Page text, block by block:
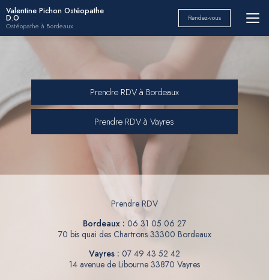
Aller
au
contenu
Valentine Pichon Ostéopathe
D.O
Ostéopathe à Bordeaux
Rendez-vous
Prendre RDV à Bordeaux
Prendre RDV à Vayres
Prendre RDV
Bordeaux : 06 31 05 06 27
70 bis quai des Chartrons 33300 Bordeaux
Vayres : 07 49 43 52 42
14 avenue de Libourne 33870 Vayres